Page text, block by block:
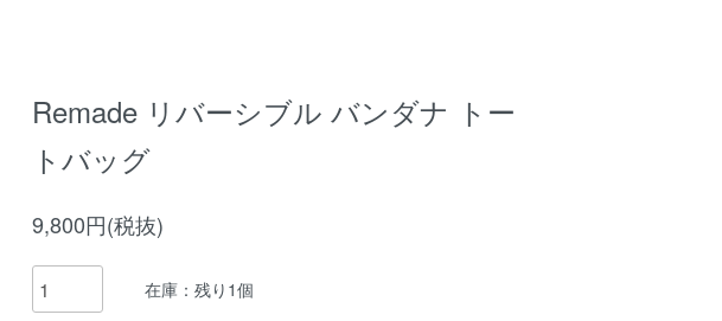
Remade リバーシブル バンダナ トー
トバッグ
9,800円(税抜)
在庫：残り1個